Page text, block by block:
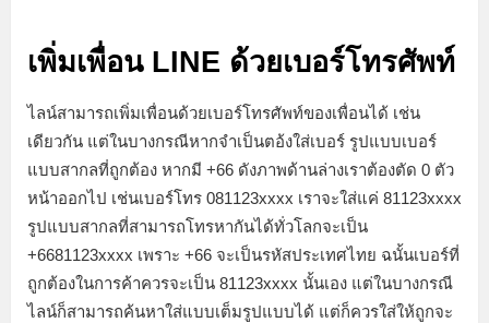
เพิ่มเพื่อน LINE ด้วยเบอร์โทรศัพท์
ไลน์สามารถเพิ่มเพื่อนด้วยเบอร์โทรศัพท์ของเพื่อนได้ เช่น
เดียวกัน แต่ในบางกรณีหากจำเป็นตอ้งใส่เบอร์ รูปแบบเบอร์
แบบสากลที่ถูกต้อง หากมี +66 ดังภาพด้านล่างเราต้องตัด 0 ตัว
หน้าออกไป เช่นเบอร์โทร 081123xxxx เราจะใส่แค่ 81123xxxx
รูปแบบสากลที่สามารถโทรหากันได้ทั่วโลกจะเป็น
+6681123xxxx เพราะ +66 จะเป็นรหัสประเทศไทย ฉนั้นเบอร์ที่
ถูกต้องในการค้าควรจะเป็น 81123xxxx นั้นเอง แต่ในบางกรณี
ไลน์ก็สามารถค้นหาใส่แบบเต็มรูปแบบได้ แต่ก็ควรใส่ให้ถูกจะ